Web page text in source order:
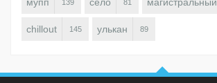
139 81
chillout 145 улькан 89